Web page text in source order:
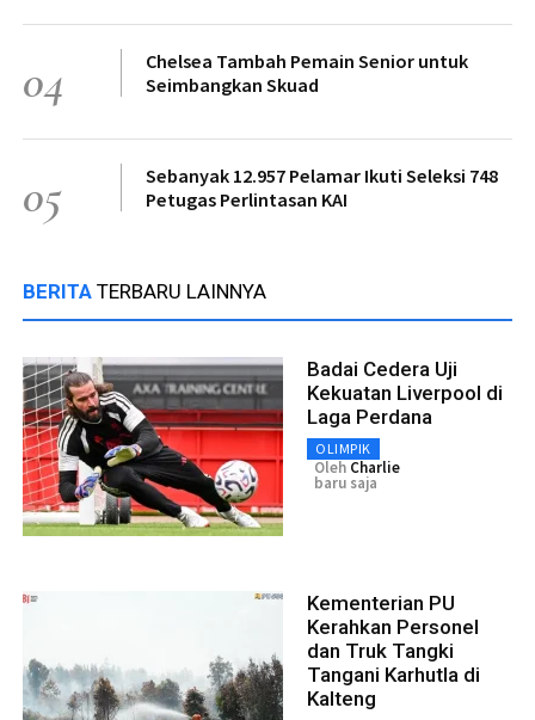
04
Chelsea Tambah Pemain Senior untuk
Seimbangkan Skuad
05
Sebanyak 12.957 Pelamar Ikuti Seleksi 748
Petugas Perlintasan KAI
BERITA TERBARU LAINNYA
Badai Cedera Uji
Kekuatan Liverpool di
Laga Perdana
OLIMPIK
Oleh Charlie
baru saja
Kementerian PU
Kerahkan Personel
dan Truk Tangki
Tangani Karhutla di
Kalteng